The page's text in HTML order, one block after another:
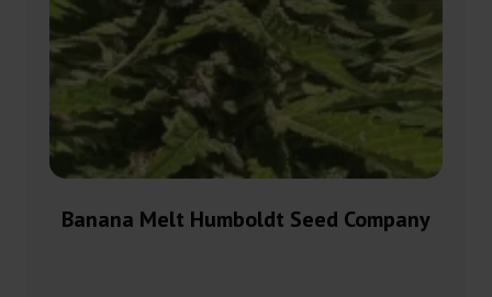
Banana Melt Humboldt Seed Company